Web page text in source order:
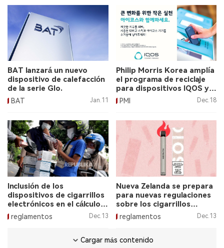
BAT lanzará un nuevo
dispositivo de calefacción
de la serie Glo.
BAT Jan.11
Philip Morris Korea amplía
el programa de reciclaje
para dispositivos IQOS y
cápsulas usadas.
PMI Dec.18
Inclusión de los
dispositivos de cigarrillos
electrónicos en el cálculo
de la inflación en 2024.
reglamentos Dec.13
Nueva Zelanda se prepara
para nuevas regulaciones
sobre los cigarrillos
electrónicos.
reglamentos Dec.13
Cargar más contenido